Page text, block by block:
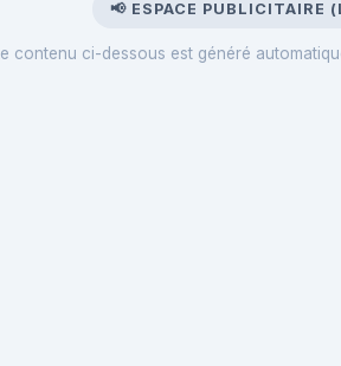
📢 ESPACE PUBLICITAIRE
Le contenu ci-dessous est généré